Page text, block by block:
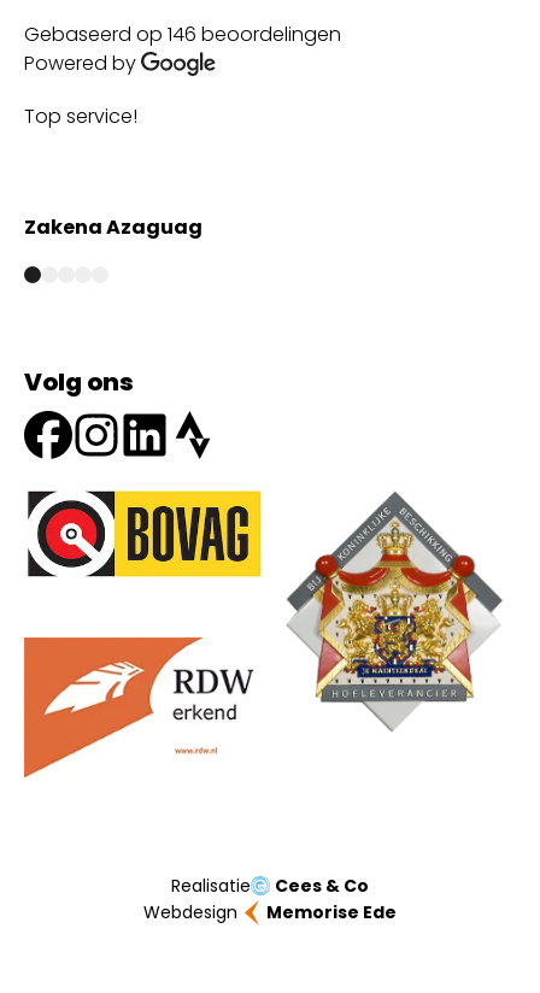
Gebaseerd op 146 beoordelingen
Powered by
Top service!
Zakena Azaguag
Volg ons
Onze partners
Realisatie
Cees & Co
Webdesign
Memorise Ede